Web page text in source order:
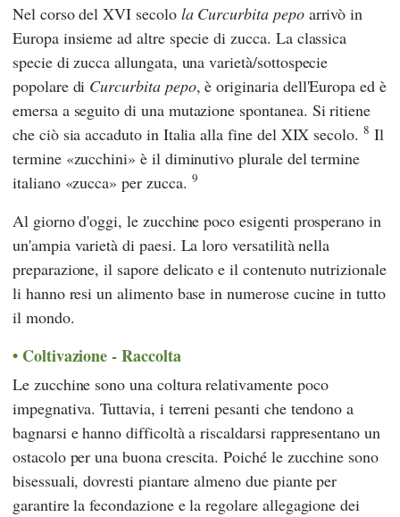
Nel corso del XVI secolo la Curcurbita pepoarrivò in
Europa insieme ad altre specie di zucca. La classica
specie di zucca allungata, una varietà/sottospecie
popolare di Curcurbita pepo, è originaria dell'Europa ed è
emersa a seguito di una mutazione spontanea. Si ritiene
che ciò sia accaduto in Italia alla fine del XIX secolo. 8 Il
termine «zucchini» è il diminutivo plurale del termine
italiano «zucca» per zucca. 9
Al giorno d'oggi, le zucchine poco esigenti prosperano in
un'ampia varietà di paesi. La loro versatilità nella
preparazione, il sapore delicato e il contenuto nutrizionale
li hanno resi un alimento base in numerose cucine in tutto
il mondo.
Coltivazione - Raccolta
Le zucchine sono una coltura relativamente poco
impegnativa. Tuttavia, i terreni pesanti che tendono a
bagnarsi e hanno difficoltà a riscaldarsi rappresentano un
ostacolo per una buona crescita. Poiché le zucchine sono
bisessuali, dovresti piantare almeno due piante per
garantire la fecondazione e la regolare allegagione dei